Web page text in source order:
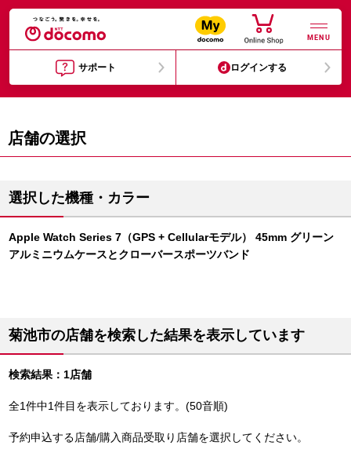
MENU
サポート ログインする
店舗の選択
選択した機種・カラー
Apple Watch Series 7（GPS + Cellularモデル） 45mm グリーン
アルミニウムケースとクローバースポーツバンド
菊池市の店舗を検索した結果を表示しています
検索結果：1店舗
全1件中1件目を表示しております。(50音順)
予約申込する店舗/購入商品受取り店舗を選択してください。